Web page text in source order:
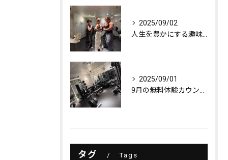
2025/09/02
2025/09/01
タグ Tags